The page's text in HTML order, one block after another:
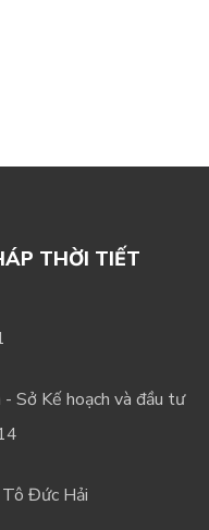
THỜI TIẾT
Sở Kế hoạch và đầu tư
Đức Hải